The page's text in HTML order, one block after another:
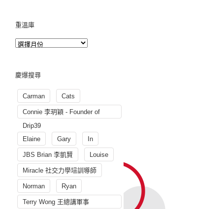
重溫庫
慶爆搜尋
Carman Cats
Connie 李玥穎 - Founder of
Drip39
Elaine
Gary In
JBS Brian 李凱賢 Louise
Miracle 社交力學培訓導師
Norman Ryan
Terry Wong 王總講軍事